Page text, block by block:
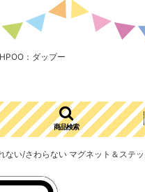
：ダップー
商品検索
ない/さわらない マグネット＆ステ